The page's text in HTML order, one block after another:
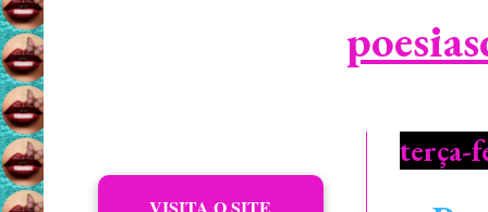
terça-